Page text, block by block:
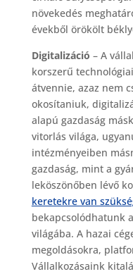
növekedés
évekből örökölt
Digitalizáció – A
korszerű
átvennie, azaz nem
okosítaniuk,
alapú gazdaság
vitorlás világa,
intézményeiben
gazdaság, mint a
leköszönőben lévő
keretekre van
bekapcsolódhatunk
világába. A hazai
megoldásokra,
Vállalkozásaink